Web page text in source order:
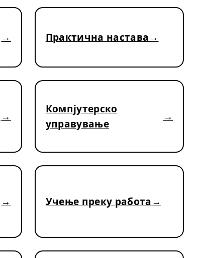
Практична настава
Компјутерско
управување
Учење преку работа